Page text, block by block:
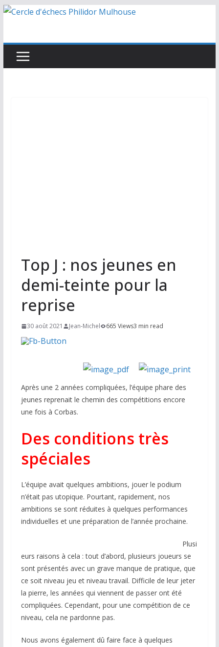
Passer
Top J : nos jeunes en
demi-teinte pour la
reprise
30 août 2021 Jean-Michel 665 Views3 min read
Après une 2 années compliquées, l’équipe phare des
jeunes reprenait le chemin des compétitions encore
une fois à Corbas.
Des conditions très
spéciales
L’équipe avait quelques ambitions, jouer le podium
n’était pas utopique. Pourtant, rapidement, nos
ambitions se sont réduites à quelques performances
individuelles et une préparation de l’année prochaine.
Plusi
eurs raisons à cela : tout d’abord, plusieurs joueurs se
sont présentés avec un grave manque de pratique, que
ce soit niveau jeu et niveau travail. Difficile de leur jeter
la pierre, les années qui viennent de passer ont été
compliquées. Cependant, pour une compétition de ce
niveau, cela ne pardonne pas.
Nous avons également dû faire face à quelques